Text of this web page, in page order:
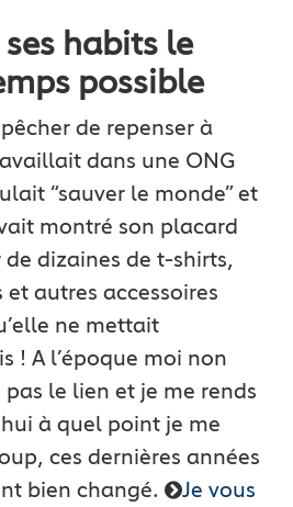
ses habits le
possible
de repenser à
dans une ONG
“sauver le monde” et
montré son placard
dizaines de t-shirts,
autres accessoires
ne mettait
! A l’époque moi non
le lien et je me rends
à quel point je me
ces dernières années
bien changé.
Je vous